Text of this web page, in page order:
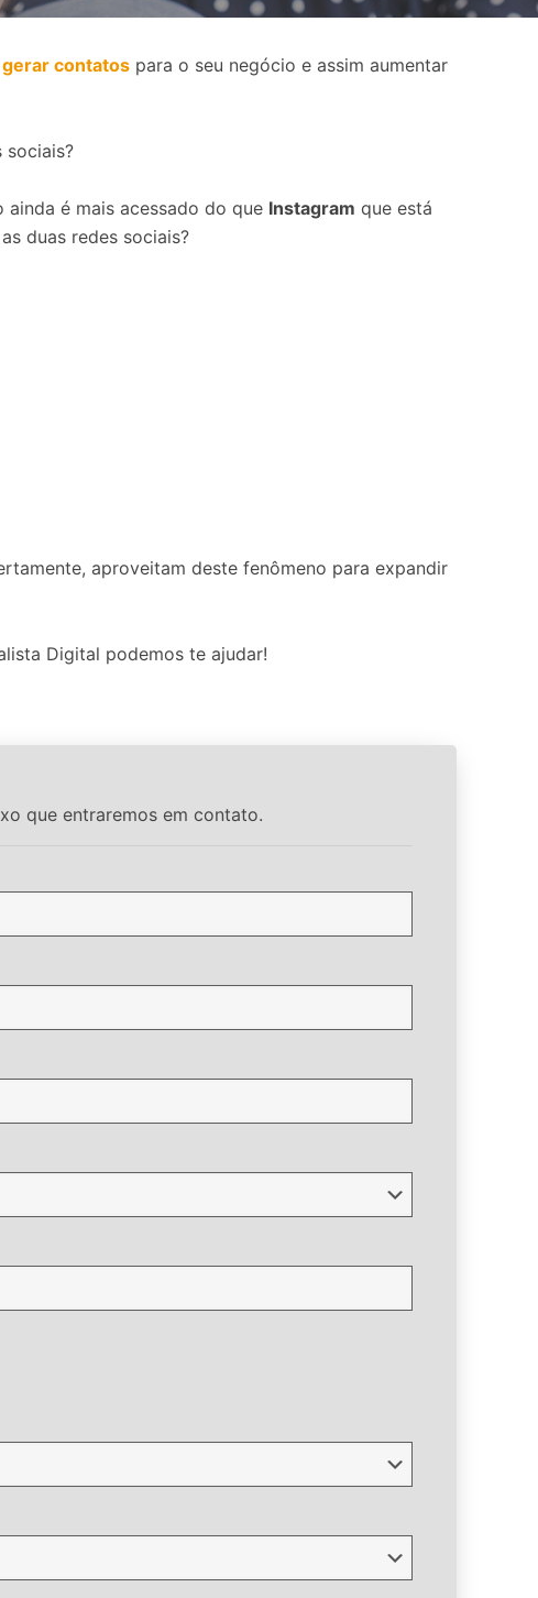
gerar contatos para o seu negócio e assim aumentar
sociais?
é mais acessado do que Instagram que está
duas redes sociais?
aproveitam deste fenômeno para expandir
Digital podemos te ajudar!
que entraremos em contato.